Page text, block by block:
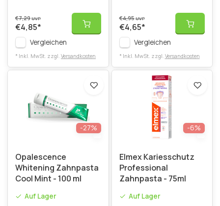
€7,29UVP
€4,85*
Vergleichen
* Inkl. MwSt. zzgl. Versandkosten
€4,95UVP
€4,65*
Vergleichen
* Inkl. MwSt. zzgl. Versandkosten
-27%
Opalescence
Whitening Zahnpasta
Cool Mint - 100 ml
Auf Lager
-6%
Elmex Kariesschutz
Professional
Zahnpasta - 75ml
Auf Lager